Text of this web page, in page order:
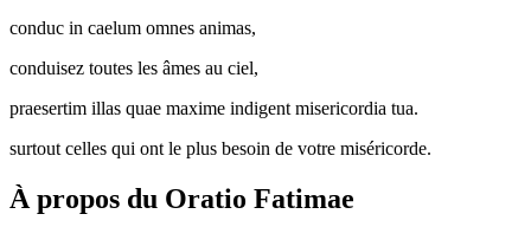
conduc in caelum omnes animas,
conduisez toutes les âmes au ciel,
praesertim illas quae maxime indigent misericordia tua.
surtout celles qui ont le plus besoin de votre miséricorde.
À propos du Oratio Fatimae